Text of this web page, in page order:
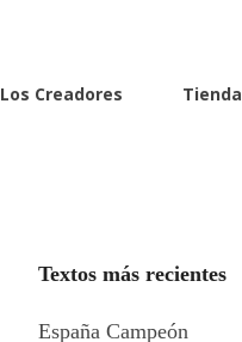
Los Creadores Tienda
Textos más recientes
España Campeón